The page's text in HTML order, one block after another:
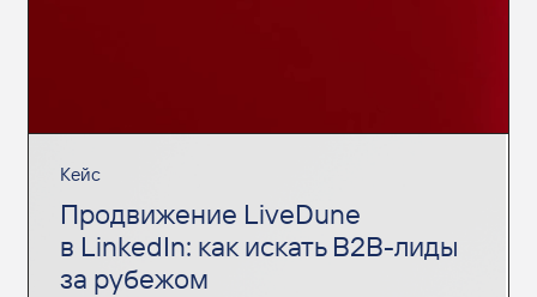
Кейс
Продвижение LiveDune
в LinkedIn: как искать B2B-лиды
за рубежом